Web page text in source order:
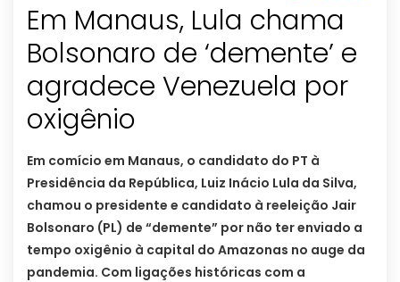
Em Manaus, Lula chama
Bolsonaro de ‘demente’ e
agradece Venezuela por
oxigênio
Em comício em Manaus, o candidato do PT à
Presidência da República, Luiz Inácio Lula da Silva,
chamou o presidente e candidato à reeleição Jair
Bolsonaro (PL) de “demente” por não ter enviado a
tempo oxigênio à capital do Amazonas no auge da
pandemia. Com ligações históricas com a